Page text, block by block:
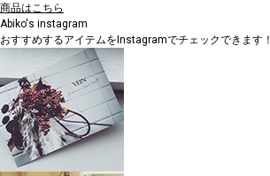
商品はこちら
Abiko's instagram
おすすめするアイテムをInstagramでチェックできます！